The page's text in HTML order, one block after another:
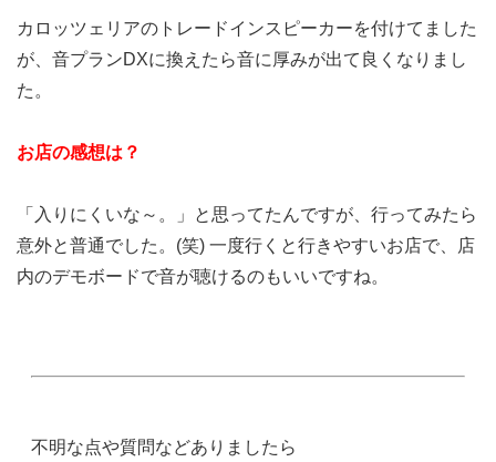
カロッツェリアのトレードインスピーカーを付けてました
が、音プランDXに換えたら音に厚みが出て良くなりまし
た。
お店の感想は？
「入りにくいな～。」と思ってたんですが、行ってみたら
意外と普通でした。(笑) 一度行くと行きやすいお店で、店
内のデモボードで音が聴けるのもいいですね。
不明な点や質問などありましたら